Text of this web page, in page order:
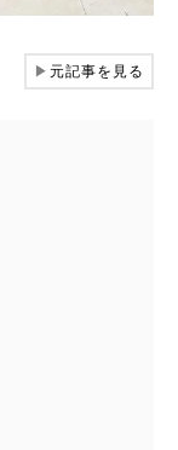
▶元記事を見る